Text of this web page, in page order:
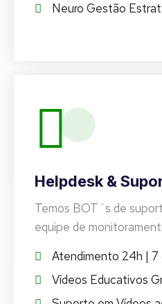
Neuro Gestão
Helpdesk &
Temos BOT´s de
equipe de
Atendimento 24h | 7
Vídeos Educativos